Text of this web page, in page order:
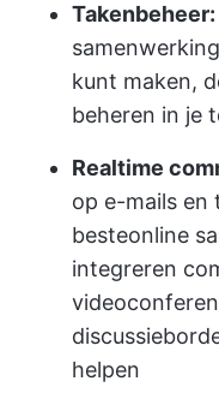
Takenbeheer:
kunt maken,
beheren in je
Realtime
op e-mails en
besteonline
integreren
helpen